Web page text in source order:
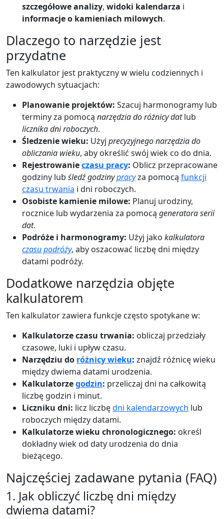
szczegółowe analizy, widoki kalendarza i
informacje o kamieniach milowych.
Dlaczego to narzędzie jest
przydatne
Ten kalkulator jest praktyczny w wielu codziennych i
zawodowych sytuacjach:
Planowanie projektów: Szacuj harmonogramy lub
terminy za pomocą narzędzia do różnicy datlub
licznika dni roboczych.
Śledzenie wieku: Użyj precyzyjnego narzędzia do
obliczania wieku, aby określić swój wiek co do dnia.
Rejestrowanieczasu pracy: Oblicz przepracowane
godziny lub śledź godzinypracyza pomocą funkcji
czasu trwania i dni roboczych.
Osobiste kamienie milowe: Planuj urodziny,
rocznice lub wydarzenia za pomocą generatora serii
dat.
Podróże i harmonogramy: Użyj jako kalkulatora
czasu podróży, aby oszacować liczbę dni między
datami podróży.
Dodatkowe narzędzia objęte
kalkulatorem
Ten kalkulator zawiera funkcje często spotykane w:
Kalkulatorze czasu trwania: obliczaj przedziały
czasowe, luki i upływ czasu.
Narzędziu do różnicy wieku: znajdź różnicę wieku
między dwiema datami urodzenia.
Kalkulatorzegodzin: przeliczaj dni na całkowitą
liczbę godzin i minut.
Liczniku dni: licz liczbędni kalendarzowych lub
roboczych między datami.
Kalkulatorze wieku chronologicznego: określ
dokładny wiek od daty urodzenia do dnia
bieżącego.
Najczęściej zadawane pytania (FAQ)
1. Jak obliczyć liczbę dni między
dwiema datami?